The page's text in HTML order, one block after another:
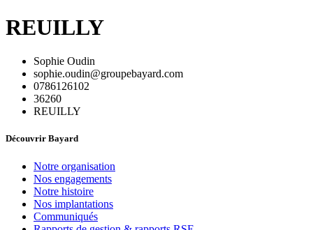
REUILLY
Sophie Oudin
sophie.oudin@groupebayard.com
0786126102
36260
REUILLY
Découvrir Bayard
Notre organisation
Nos engagements
Notre histoire
Nos implantations
Communiqués